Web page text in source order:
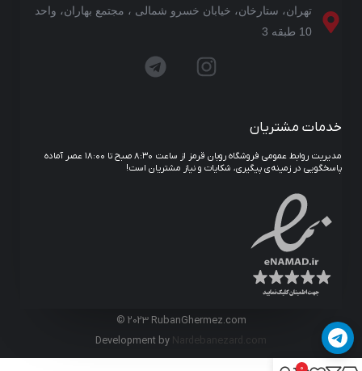
تهران، ستارخان، خیابان خسرو شمالی ، مجتمع بهاران، واحد
10 طبقه 3
خدمات مشتریان
مدیریت روابط عمومی فروشگاه روبان قرمز از ساعت ۸:۳۰ صبح تا ۱۸:۰۰ عصر آماده
پاسخگویی در زمینه‌ی پیگیری، شکایات و نیاز مشتریان است!
© 2023 RubanGhermez.com
Development by Nardebanezard.com
0